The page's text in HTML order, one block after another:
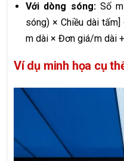
Với dòng sóng:Số m
sóng) × Chiều dài
m dài × Đơn giá/m dài
Ví dụ minh họa cụ